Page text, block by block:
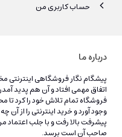
حساب کاربری من
درباره ما
اتفاق مهمی افتاد و آن هم پدید
فروشگاه تمام تلاش خود را کرد تا
وجود آورد و خرید اینترنتی را از
پیشرفت بالا رفت و با جلب اعتماد
صاحب آن است برسد.